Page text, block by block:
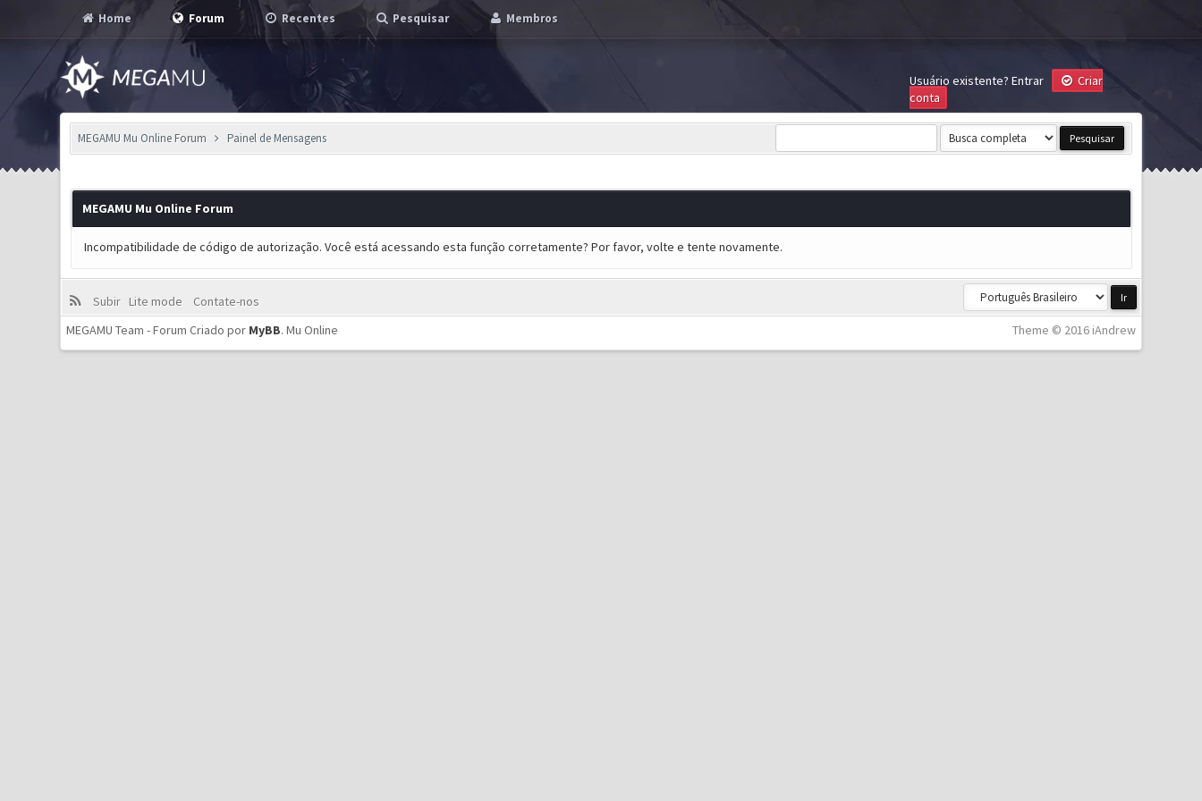
Home Forum Recentes Pesquisar Membros
Usuário existente? Entrar
Criar
conta
MEGAMU Mu Online Forum Painel de Mensagens
MEGAMU Mu Online Forum
Incompatibilidade de código de autorização. Você está acessando esta função corretamente? Por favor, volte e tente novamente.
Subir Lite mode
Contate-nos
Theme © 2016 iAndrew
MEGAMU Team - Forum Criado por MyBB.Mu Online